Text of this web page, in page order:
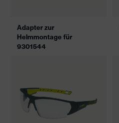
Adapter zur
Helmmontage für
9301544